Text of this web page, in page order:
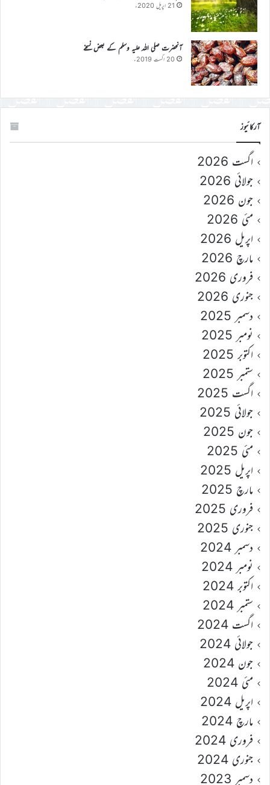
21 اپریل 2020ء
آنحضرت صلی اللہ علیہ وسلم کے بعض نسخے
20 اگست 2019ء
آرکائیوز
اگست 2026
جولائی 2026
جون 2026
مئی 2026
اپریل 2026
مارچ 2026
فروری 2026
جنوری 2026
دسمبر 2025
نومبر 2025
اکتوبر 2025
ستمبر 2025
اگست 2025
جولائی 2025
جون 2025
مئی 2025
اپریل 2025
مارچ 2025
فروری 2025
جنوری 2025
دسمبر 2024
نومبر 2024
اکتوبر 2024
ستمبر 2024
اگست 2024
جولائی 2024
جون 2024
مئی 2024
اپریل 2024
مارچ 2024
فروری 2024
جنوری 2024
دسمبر 2023